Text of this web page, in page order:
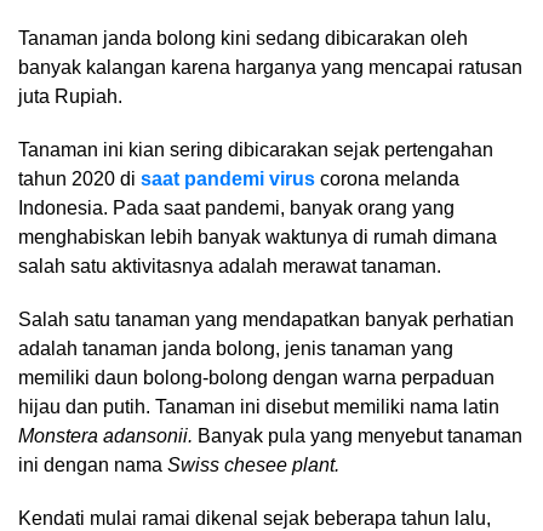
Tanaman janda bolong kini sedang dibicarakan oleh
banyak kalangan karena harganya yang mencapai ratusan
juta Rupiah.
Tanaman ini kian sering dibicarakan sejak pertengahan
tahun 2020 di saat pandemi virus corona melanda
Indonesia. Pada saat pandemi, banyak orang yang
menghabiskan lebih banyak waktunya di rumah dimana
salah satu aktivitasnya adalah merawat tanaman.
Salah satu tanaman yang mendapatkan banyak perhatian
adalah tanaman janda bolong, jenis tanaman yang
memiliki daun bolong-bolong dengan warna perpaduan
hijau dan putih. Tanaman ini disebut memiliki nama latin
Monstera adansonii. Banyak pula yang menyebut tanaman
ini dengan nama Swiss chesee plant.
Kendati mulai ramai dikenal sejak beberapa tahun lalu,